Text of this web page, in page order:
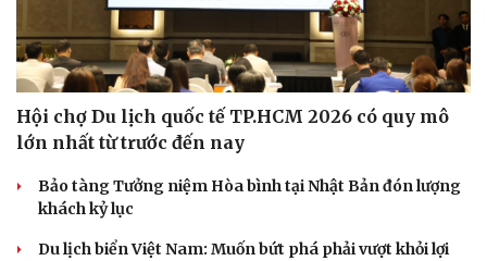
Hội chợ Du lịch quốc tế TP.HCM 2026 có quy mô
lớn nhất từ trước đến nay
Bảo tàng Tưởng niệm Hòa bình tại Nhật Bản đón lượng
khách kỷ lục
Du lịch biển Việt Nam: Muốn bứt phá phải vượt khỏi lợi